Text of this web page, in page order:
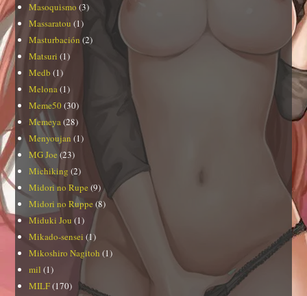
Masoquismo (3)
Massaratou (1)
Masturbación (2)
Matsuri (1)
Medb (1)
Melona(1)
Meme50 (30)
Memeya(28)
Menyoujan (1)
MG Joe(23)
Michiking (2)
Midori no Rupe (9)
Midori no Ruppe (8)
Miduki Jou (1)
Mikado-sensei (1)
Mikoshiro Nagitoh (1)
mil (1)
MILF(170)